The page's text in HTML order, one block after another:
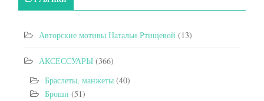
Авторские мотивы Натальи Ртищевой (13)
АКСЕССУАРЫ (366)
Браслеты, манжеты (40)
Броши (51)